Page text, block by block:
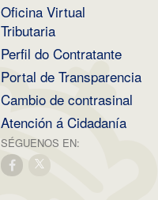
Oficina Virtual
Tributaria
Perfil do Contratante
Portal de Transparencia
Cambio de contrasinal
Atención á Cidadanía
SÉGUENOS EN: